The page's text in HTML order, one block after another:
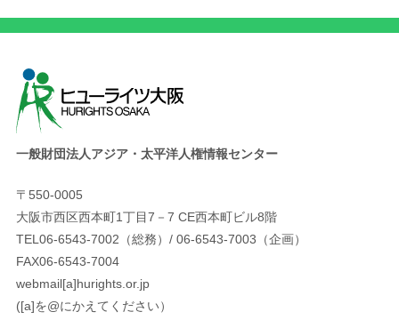
一般財団法人アジア・太平洋人権情報センター
〒550-0005
大阪市西区西本町1丁目7－7 CE西本町ビル8階
TEL06-6543-7002（総務）/ 06-6543-7003（企画）
FAX06-6543-7004
webmail[a]hurights.or.jp
([a]を@にかえてください）